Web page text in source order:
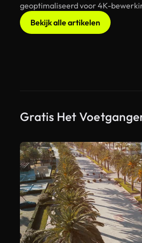
geoptimaliseerd voor 4K-
Bekijk alle artikelen
Gratis Het